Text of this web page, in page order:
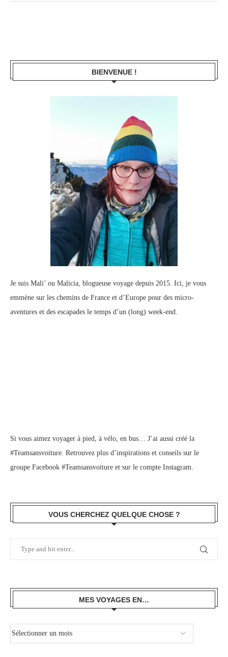
BIENVENUE !
Je suis Mali’ ou Malicia, blogueuse voyage depuis 2015. Ici, je vous
emmène sur les chemins de France et d’Europe pour des micro-
aventures et des escapades le temps d’un (long) week-end.
Si vous aimez voyager à pied, à vélo, en bus… J’ai aussi créé la
#Teamsansvoiture. Retrouvez plus d’inspirations et conseils sur le
groupe Facebook #Teamsansvoiture et sur le compte Instagram.
VOUS CHERCHEZ QUELQUE CHOSE ?
MES VOYAGES EN…